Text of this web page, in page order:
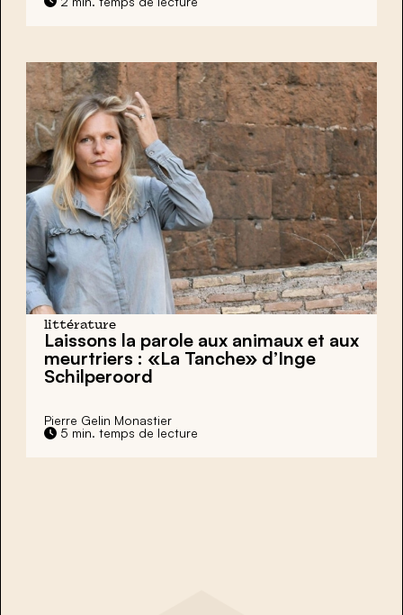
littérature
Laissons la parole aux animaux et aux
meurtriers : «La Tanche» d’Inge
Schilperoord
Pierre Gelin Monastier
5 min. temps de lecture